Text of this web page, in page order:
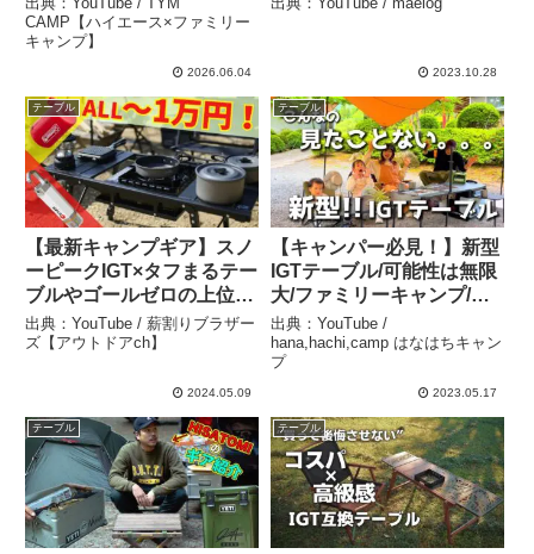
ータブルエアコン/アルミ
ユニットテーブル+38/デュ
アルガスバーナーストーブ
– TYM CAMP【ハイエース
×ファミリーキャンプ】
CAMP【ハイエース×ファミリー
キャンプ】
2026.06.04 2023.10.28
テーブル
【最新キャンプギア】スノ
ーピークIGT×タフまるテー
ブルやゴールゼロの上位互
換が登場！【本音レビュ
ー】 – 薪割りブラザーズ
出典：YouTube / 薪割りブラザー
ズ【アウトドアch】
2024.05.09
テーブル
【キャンパー必見！】新型
IGTテーブル/可能性は無限
大/ファミリーキャンプ/キ
ャンプ道具/EATBOX –
hana,hachi,camp はなは
ちキャンプ
出典：YouTube /
hana,hachi,camp はなはちキャン
プ
2023.05.17
テーブル テーブル